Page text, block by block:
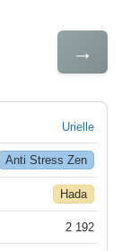
→
Urielle
Anti Stress Zen
Hada
2 192